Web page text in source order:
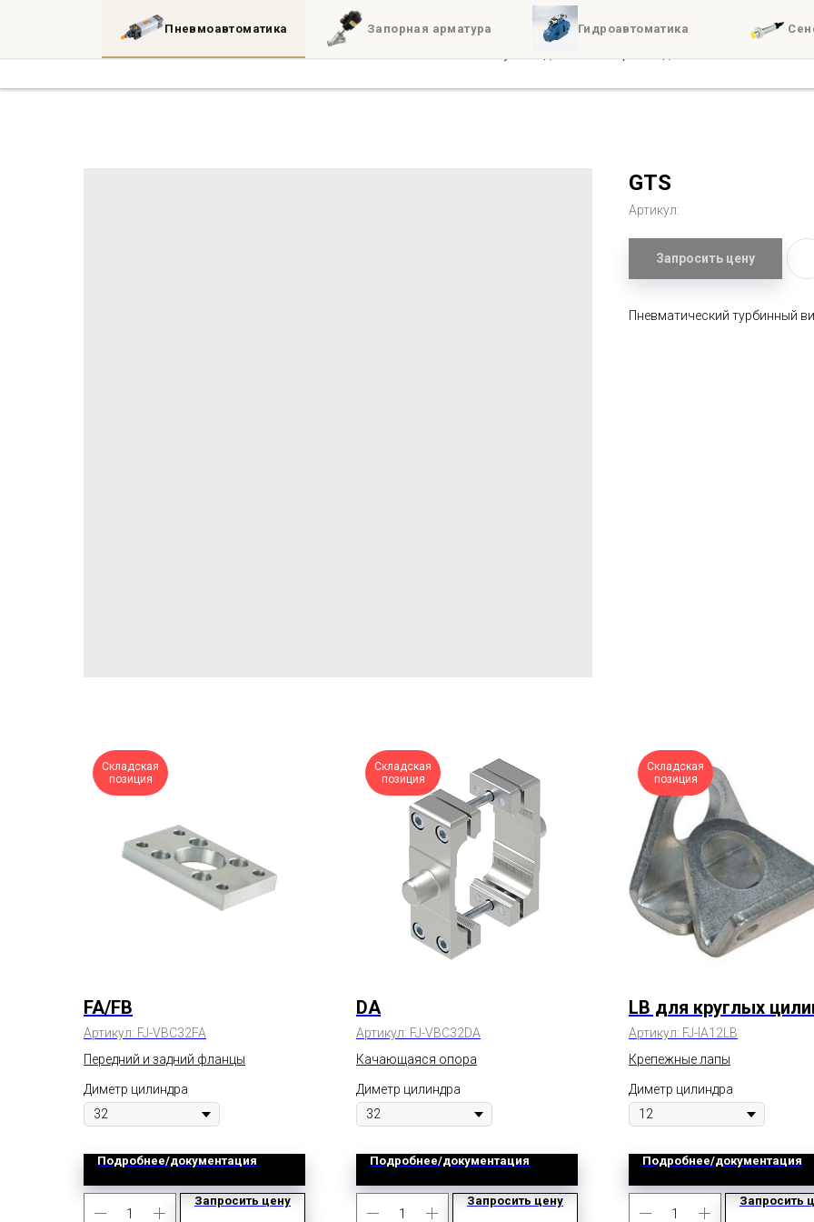
Инженерные утилиты Доставка
Пневмоавтоматика Запорная арматура Гидроавтоматика
GTS
Артикул:
Запросить цену
Пневматический турбинный
Складская
позиция
FA/FB
Артикул: FJ-VBC32FA
Передний и задний фланцы
Диметр цилиндра
Подробнее/документация
Запросить цену
Складская
позиция
DA
Артикул: FJ-VBC32DA
Качающаяся опора
Диметр цилиндра
Подробнее/документация
Запросить цену
Складская
позиция
LB для круглых
Артикул: FJ-IA12LB
Крепежные лапы
Диметр цилиндра
Подробнее/документация
Запросить